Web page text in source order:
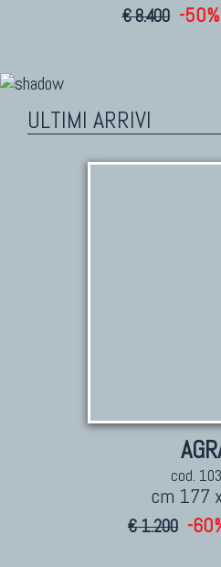
€ 8.400 -50%
ULTIMI ARRIVI
cod.
cm 177
€ 1.200 -